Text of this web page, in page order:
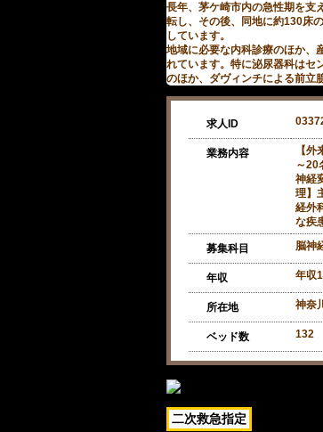
長年、茅ケ崎市内の急性期を支
転し、その後、同地に約130床
しています。
地域に必要な内科診療のほか、
れています。特に泌尿器科はセ
のほか、ダヴィンチによる前立
求人ID
業務内容
【
～20
神経
理】
経外
な疾
募集科目 脳神
年収 年収
所在地 神奈
ベッド数 132
二次救急指定